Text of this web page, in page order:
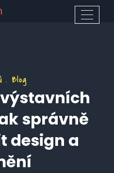
Blog
správně
design a